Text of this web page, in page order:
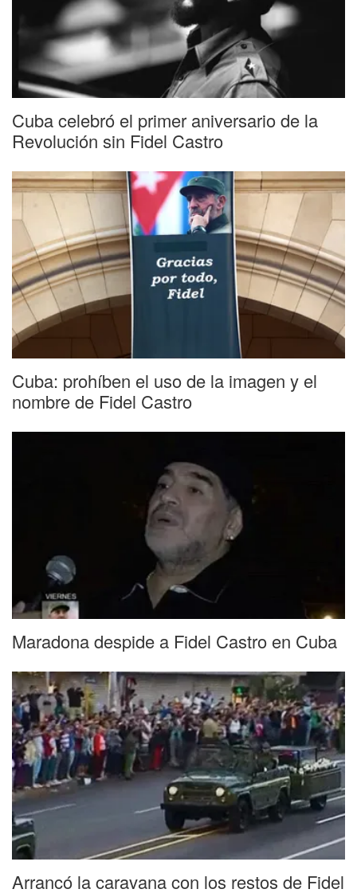
Cuba celebró el primer aniversario de la
Revolución sin Fidel Castro
Cuba: prohíben el uso de la imagen y el
nombre de Fidel Castro
Maradona despide a Fidel Castro en Cuba
Arrancó la caravana con los restos de Fidel